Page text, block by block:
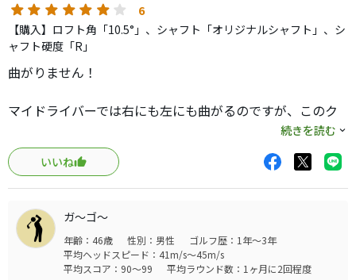
6
【購入】ロフト角「10.5°」、シャフト「オリジナルシャフト」、シ
ャフト硬度「R」
曲がりません！
マイドライバーでは右にも左にも曲がるのですが、このク
ヒットでもヒッカケでも、とにかく曲がりません。
特に左には曲がりませんね。右はひどいミスをすると、少
し右へ切れて
いく程度です。
ただし、スイング軌道なりに真っ直ぐ飛びますので、イン
続きを読む
いいね
ガ〜ゴ〜
年齢：46歳 性別：男性
ゴルフ歴：1年～3年
平均ヘッドスピード：41m/s～45m/s
平均スコア：90～99
平均ラウンド数：1ヶ月に2回程度